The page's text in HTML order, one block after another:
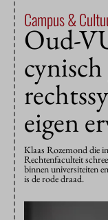
Campus &
Oud-
eigen
Klaas Rozemond die
Rechtenfaculteit
binnen universiteiten
is de rode draad.